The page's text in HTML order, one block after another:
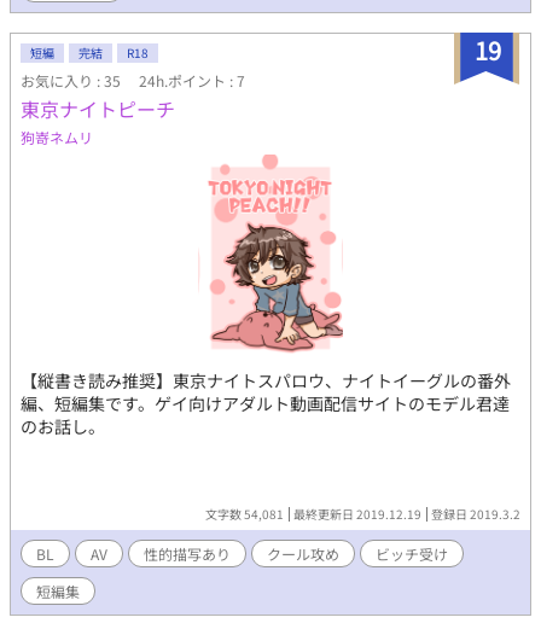
19
短編 完結 R18
お気に入り : 35 24h.ポイント : 7
東京ナイトピーチ
狗嵜ネムリ
【縦書き読み推奨】東京ナイトスパロウ、ナイトイーグルの番外
編、短編集です。ゲイ向けアダルト動画配信サイトのモデル君達
のお話し。
文字数 54,081 最終更新日 2019.12.19 登録日 2019.3.2
BL AV 性的描写あり クール攻め
ビッチ受け
短編集